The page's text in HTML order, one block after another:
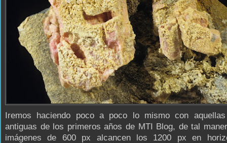
Iremos haciendo poco a poco lo mismo con aquellas
antiguas de los primeros años de MTI Blog, de tal
imágenes de 600 px alcancen los 1200 px en